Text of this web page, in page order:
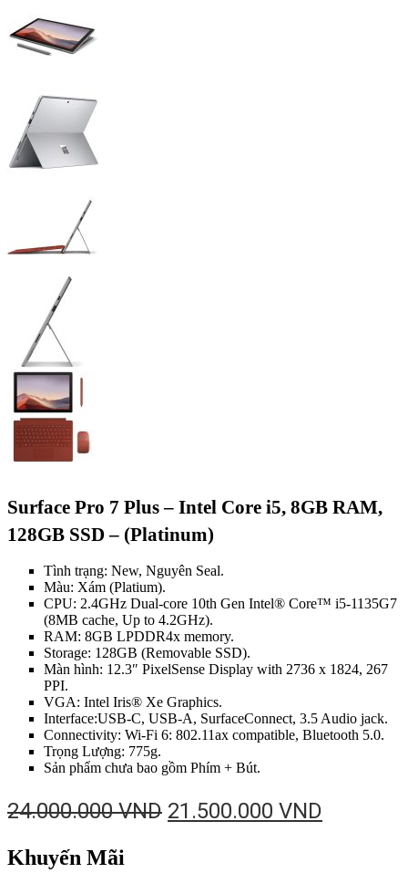
Surface Pro 7 Plus – Intel Core i5, 8GB RAM,
128GB SSD – (Platinum)
Tình trạng: New, Nguyên Seal.
Màu: Xám (Platium).
CPU: 2.4GHz Dual-core 10th Gen Intel® Core™ i5-1135G7
(8MB cache, Up to 4.2GHz).
RAM: 8GB LPDDR4x memory.
Storage: 128GB (Removable SSD).
Màn hình: 12.3″ PixelSense Display with 2736 x 1824, 267
PPI.
VGA: Intel Iris® Xe Graphics.
Interface:USB-C, USB-A, SurfaceConnect, 3.5 Audio jack.
Connectivity: Wi-Fi 6: 802.11ax compatible, Bluetooth 5.0.
Trọng Lượng: 775g.
Sản phẩm chưa bao gồm Phím + Bút.
24.000.000VND Giá
21.500.000 VND
Khuyến Mãi